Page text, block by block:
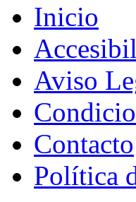
Inicio
Aviso
Contacto
Política